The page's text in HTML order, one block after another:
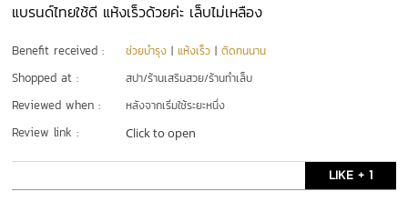
แบรนด์ไทยใช้ดี แห้งเร็วด้วยค่ะ เล็บไม่เหลือง
Benefit received : ช่วยบำรุง |แห้งเร็ว |ติดทนนาน
Shopped at : สปา/ร้านเสริมสวย/ร้านทำเล็บ
Reviewed when : หลังจากเริ่มใช้ระยะหนึ่ง
Review link : Click to open
LIKE + 1